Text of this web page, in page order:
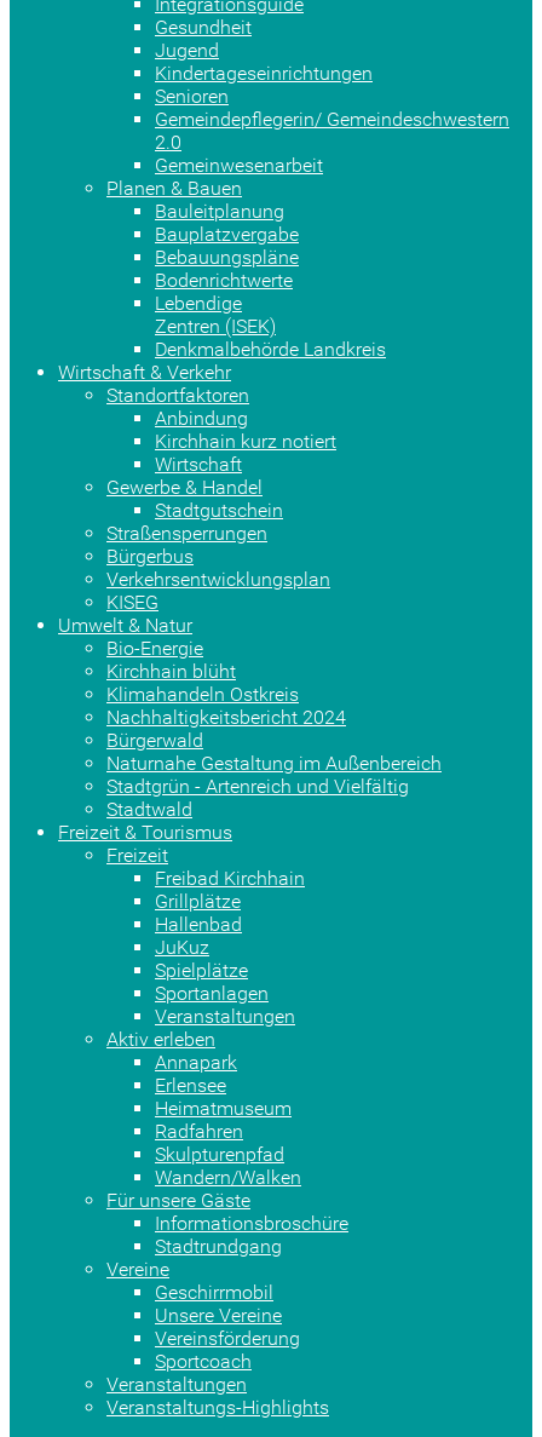
Gesundheit
Jugend
Kindertageseinrichtungen
Senioren
Gemeindepflegerin/ Gemeindeschwestern
2.0
Gemeinwesenarbeit
Planen & Bauen
Bauleitplanung
Bauplatzvergabe
Bebauungspläne
Bodenrichtwerte
Lebendige
Zentren (ISEK)
Denkmalbehörde Landkreis
Wirtschaft & Verkehr
Standortfaktoren
Anbindung
Kirchhain kurz notiert
Wirtschaft
Gewerbe & Handel
Stadtgutschein
Straßensperrungen
Bürgerbus
Verkehrsentwicklungsplan
KISEG
Umwelt & Natur
Bio-Energie
Kirchhain blüht
Klimahandeln Ostkreis
Nachhaltigkeitsbericht 2024
Bürgerwald
Naturnahe Gestaltung im Außenbereich
Stadtgrün - Artenreich und Vielfältig
Stadtwald
Freizeit & Tourismus
Freizeit
Freibad Kirchhain
Grillplätze
Hallenbad
JuKuz
Spielplätze
Sportanlagen
Veranstaltungen
Aktiv erleben
Annapark
Erlensee
Heimatmuseum
Radfahren
Skulpturenpfad
Wandern/Walken
Für unsere Gäste
Informationsbroschüre
Stadtrundgang
Vereine
Geschirrmobil
Unsere Vereine
Vereinsförderung
Sportcoach
Veranstaltungen
Veranstaltungs-Highlights